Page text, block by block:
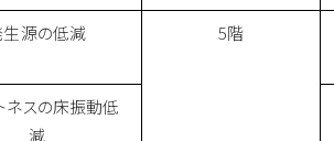
源の低減 5階
ネスの床振動低
減